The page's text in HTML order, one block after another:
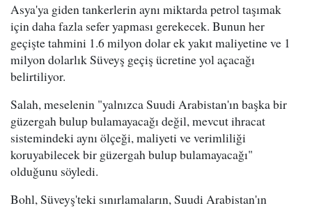
Asya'ya giden tankerlerin aynı miktarda petrol taşımak
için daha fazla sefer yapması gerekecek. Bunun her
geçişte tahmini 1.6 milyon dolar ek yakıt maliyetine ve 1
milyon dolarlık Süveyş geçiş ücretine yol açacağı
belirtiliyor.
Salah, meselenin "yalnızca Suudi Arabistan'ın başka bir
güzergah bulup bulamayacağı değil, mevcut ihracat
sistemindeki aynı ölçeği, maliyeti ve verimliliği
koruyabilecek bir güzergah bulup bulamayacağı"
olduğunu söyledi.
Bohl, Süveyş'teki sınırlamaların, Suudi Arabistan'ın